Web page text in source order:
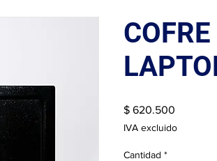
$ 620.500
IVA excluido
Cantidad *